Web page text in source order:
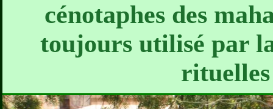
cénotaphes des
toujours utilisé par